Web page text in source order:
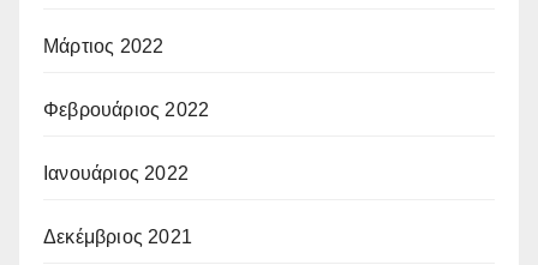
Μάρτιος 2022
Φεβρουάριος 2022
Ιανουάριος 2022
Δεκέμβριος 2021